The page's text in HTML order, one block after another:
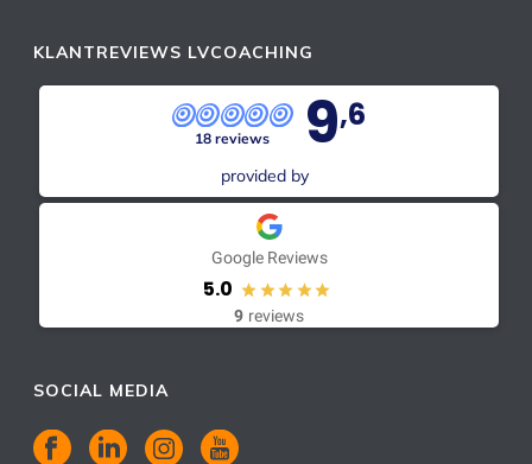
KLANTREVIEWS LVCOACHING
18 reviews 9,6
provided by
Google Reviews
5.0
9 reviews
SOCIAL MEDIA